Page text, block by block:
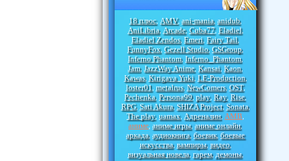
18 плюс, AMV, ani-mania, anidub,
AniLibria, Arcade, Cuba77, Eladiel,
Eladiel Zendos, Emeri, Fairy Tail,
FunnyFox, Gezell Studio, GSGroup,
Inferno Phantom, Inferno_Phantom,
Jam, JazzWay Anime, Kansai, Kaon,
Kawas, Kirigava Yuki, LE-Production,
loster01, metalrus, NewComers, OST,
Pechenka, Persona99, play, Ray, Rise,
RPG, Sati Akura, SHIZA Project, Sonata,
The play, uamax, Адреналин, АМВ
аниме аниме игры, аниме онлайн,
аркада, аудиокнига, боевик, боевые
искусства, вампиры, видео,
визуальная новела, гарем, демоны,